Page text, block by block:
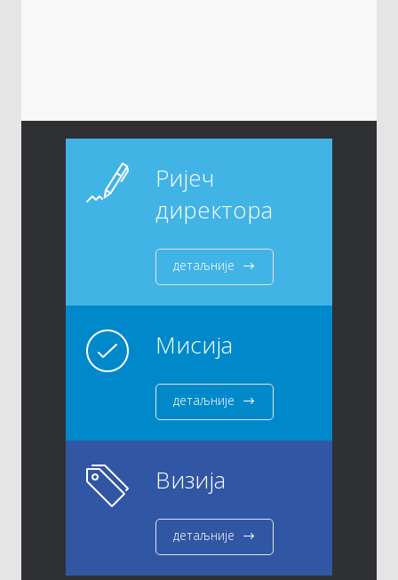
Ријеч
директора
детаљније
Мисија
детаљније
Визија
детаљније